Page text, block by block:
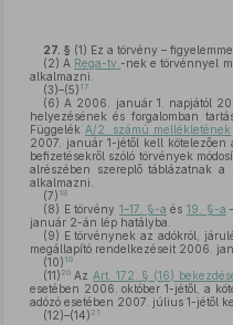
27. § (1) Ez a törvény –
(2) A Rega-tv.-nek e törvénnyel
alkalmazni.
(3)–(5) 17
(6) A 2006. január 1. napjától
helyezésének és forgalomban
Függelék A/2. számú mellékletének
2007. január 1-jétől kell kötelezően
befizetésekről szóló törvények
alrészében szereplő táblázatnak a
alkalmazni.
(7) 18
(8) E törvény 1–17. §-a és19. §-a
január 2-án lép hatályba.
(9) E törvénynek az adókról,
megállapító rendelkezéseit 2006.
(10) 19
(11) 20Az Art. 172. § (16)
esetében 2006. október 1-jétől, a
adózó esetében 2007. július 1-jétől
(12)–(14) 21